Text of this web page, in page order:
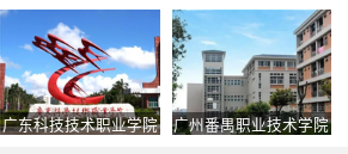
广东科技技术职业学院 广州番禺职业技术学院